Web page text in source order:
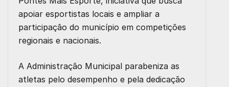
apoiar esportistas locais e ampliar a
participação do município em competições
regionais e nacionais.
A Administração Municipal parabeniza as
atletas pelo desempenho e pela dedicação